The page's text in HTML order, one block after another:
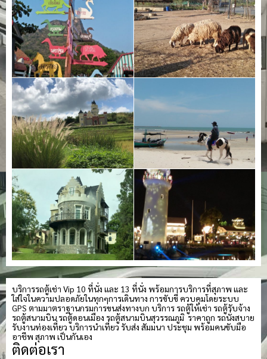
บริการรถตู้เช่า Vip 10 ที่นั่ง และ 13 ที่นั่ง พร้อมการบริการที่สุภาพ และ
ใส่ใจในความปลอดภัยในทุกๆการเดินทาง การขับขี่ ควบคุมโดยระบบ
GPS ตามมาตราฐานกรมการขนส่งทางบก บริการ รถตู้ให้เช่า รถตู้รับจ้าง
รถตู้สนามบิน รถตู้ดอนเมือง รถตู้สนามบินสุวรรณภูมิ ราคาถูก รถนั่งสบาย
รับงานท่องเที่ยว บริการนำเที่ยว รับส่ง สัมมนา ประชุม พร้อมคนขับมือ
อาชีพ สุภาพ เป็นกันเอง
ติดต่อเรา